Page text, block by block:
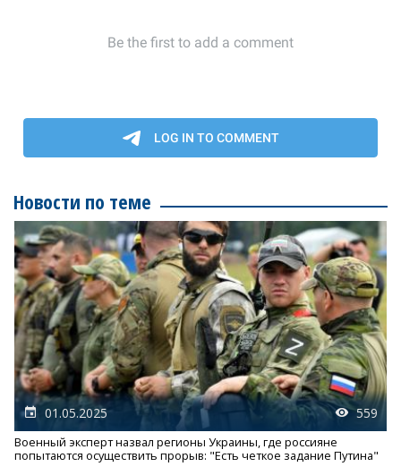
Новости по теме
01.05.2025 559
Военный эксперт назвал регионы Украины, где россияне
попытаются осуществить прорыв: "Есть четкое задание Путина"